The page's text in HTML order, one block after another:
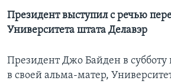
Президент выступил с речью
Университета штата Делавэр
Президент Джо Байден в субботу
в своей альма-матер,